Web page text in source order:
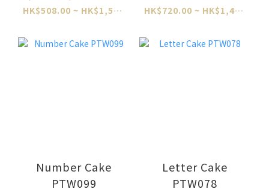
HK$508.00 ~ HK$1,524.00 HK$720.00 ~ HK$1,460.00
Number Cake
PTW099
Letter Cake
PTW078